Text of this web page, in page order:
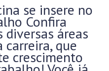
se insere no
Confira
diversas áreas
carreira, que
crescimento